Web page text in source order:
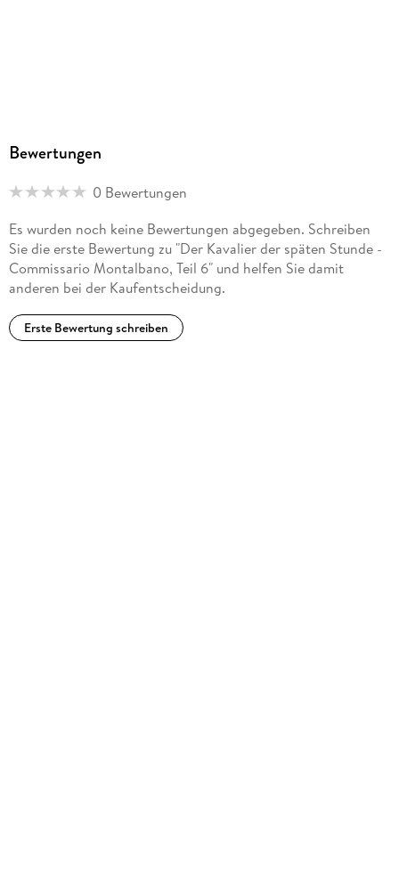
Bewertungen
0 Bewertungen
Es wurden noch keine Bewertungen abgegeben. Schreiben
Sie die erste Bewertung zu "Der Kavalier der späten Stunde -
Commissario Montalbano, Teil 6" und helfen Sie damit
anderen bei der Kaufentscheidung.
Erste Bewertung schreiben